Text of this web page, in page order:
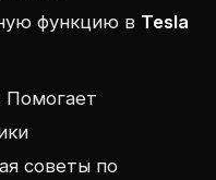
функцию в Tesla
Помогает
советы по